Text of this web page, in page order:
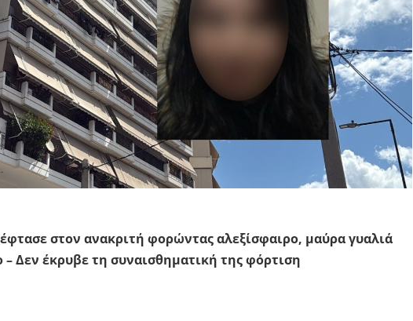
στον ανακριτή φορώντας αλεξίσφαιρο, μαύρα γυαλιά
– Δεν έκρυβε τη συναισθηματική της φόρτιση